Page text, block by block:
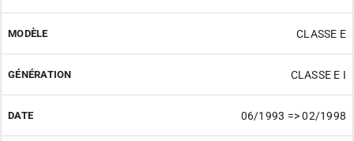
CLASSE E
CLASSE E I
06/1993 => 02/1998